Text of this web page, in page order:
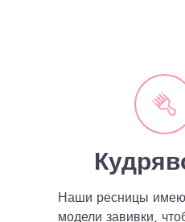
Наши ресницы
модели завивки,